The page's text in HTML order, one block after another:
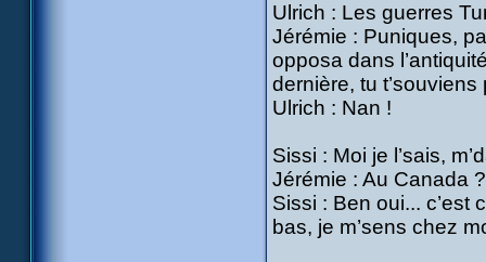
Ulrich : Les guerres
Jérémie : Puniques,
opposa dans
dernière, tu t’souviens
Ulrich : Nan !
Sissi : Moi je l’sais,
Jérémie : Au Canada
Sissi : Ben oui... c’est
bas, je m’sens chez